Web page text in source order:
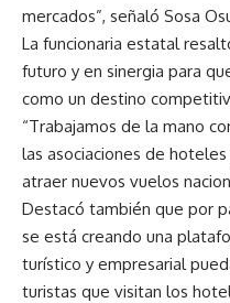
mercados”, señaló Sosa
La funcionaria estatal
futuro y en sinergia para
como un destino
“Trabajamos de la mano
las asociaciones de
atraer nuevos vuelos
Destacó también que por
se está creando una
turístico y empresarial
turistas que visitan los